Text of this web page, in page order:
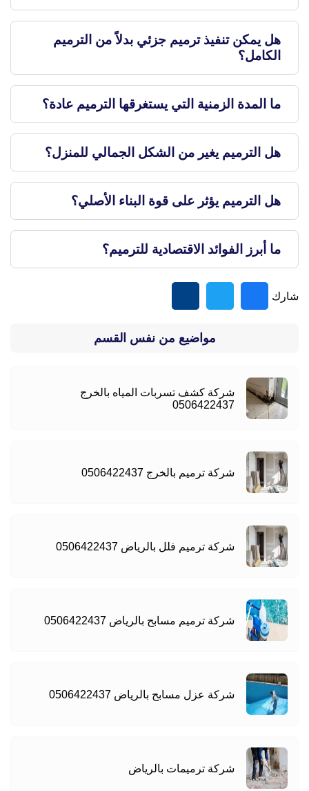
هل يمكن تنفيذ ترميم جزئي بدلاً من الترميم
الكامل؟
ما المدة الزمنية التي يستغرقها الترميم عادة؟
هل الترميم يغير من الشكل الجمالي للمنزل؟
هل الترميم يؤثر على قوة البناء الأصلي؟
ما أبرز الفوائد الاقتصادية للترميم؟
شارك
مواضيع من نفس القسم
شركة كشف تسربات المياه بالخرج
0506422437
شركة ترميم بالخرج 0506422437
شركة ترميم فلل بالرياض 0506422437
شركة ترميم مسابح بالرياض 0506422437
شركة عزل مسابح بالرياض 0506422437
شركة ترميمات بالرياض